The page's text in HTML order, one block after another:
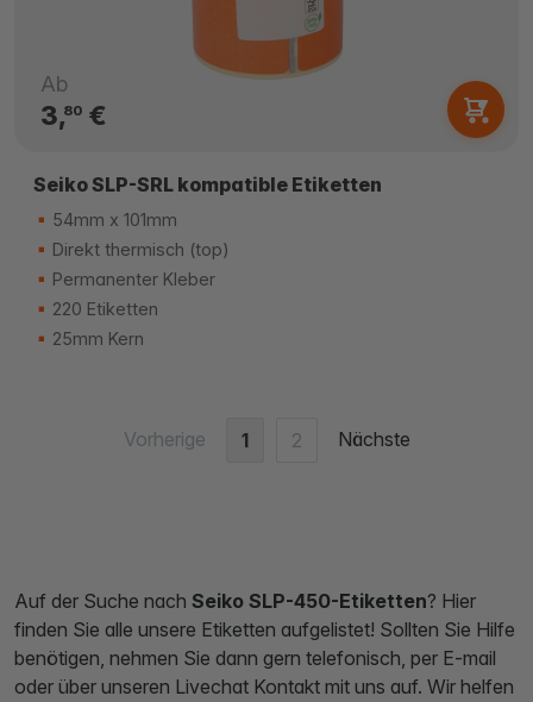
Ab
3,80€
Seiko SLP-SRL kompatible Etiketten
54mm x 101mm
Direkt thermisch (top)
Permanenter Kleber
220 Etiketten
25mm Kern
Vorherige 1 2 Nächste
Auf der Suche nach Seiko SLP-450-Etiketten? Hier
finden Sie alle unsere Etiketten aufgelistet! Sollten Sie Hilfe
benötigen, nehmen Sie dann gern telefonisch, per E-mail
oder über unseren Livechat Kontakt mit uns auf. Wir helfen